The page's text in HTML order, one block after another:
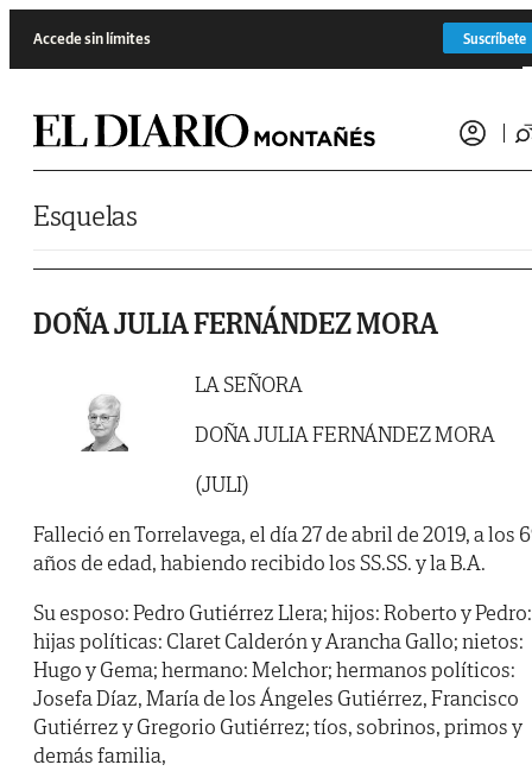
Accede sin límites Suscríbete
Esquelas
DOÑA JULIA FERNÁNDEZ MORA
LA SEÑORA
DOÑA JULIA FERNÁNDEZ MORA
(JULI)
Falleció en Torrelavega, el día 27 de abril de 2019, a los
años de edad, habiendo recibido los SS.SS. y la B.A.
Su esposo: Pedro Gutiérrez Llera; hijos: Roberto y Pedro:
hijas políticas: Claret Calderón y Arancha Gallo; nietos:
Hugo y Gema; hermano: Melchor; hermanos políticos:
Josefa Díaz, María de los Ángeles Gutiérrez, Francisco
Gutiérrez y Gregorio Gutiérrez; tíos, sobrinos, primos y
demás familia,